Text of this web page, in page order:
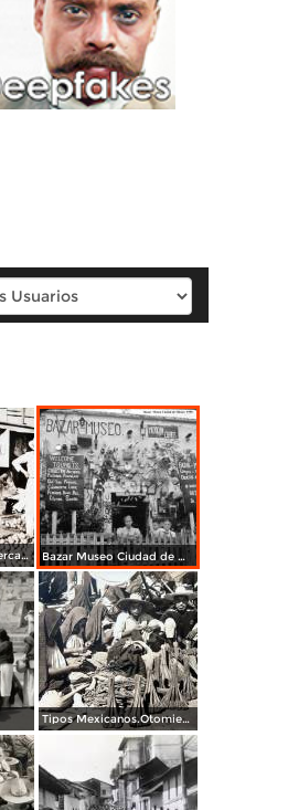
Aspecto tipico del mercado ( Circulada el 24 de Junio de 1940 ). Bazar Museo Ciudad de México 1950
Tipos Mexicanos.Otomies vendedores de cohetes.